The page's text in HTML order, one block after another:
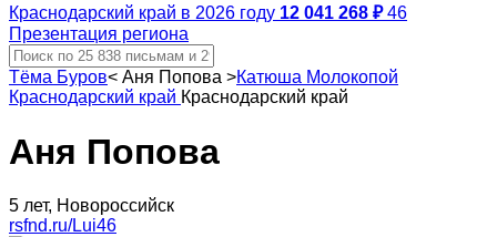
Краснодарский край в 2026 году 12 041 268 ₽ 46
Презентация региона
Тёма Буров< Аня Попова >Катюша Молокопой
Краснодарский край Краснодарский край
Аня Попова
5 лет, Новороссийск
rsfnd.ru/Lui46